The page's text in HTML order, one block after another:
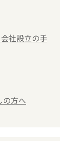
社設立の手
の方へ